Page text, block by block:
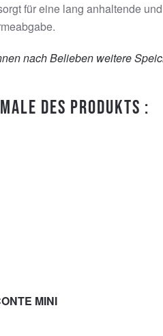
für eine lang anhaltende
nach Belieben weitere
des Produkts :
MINI